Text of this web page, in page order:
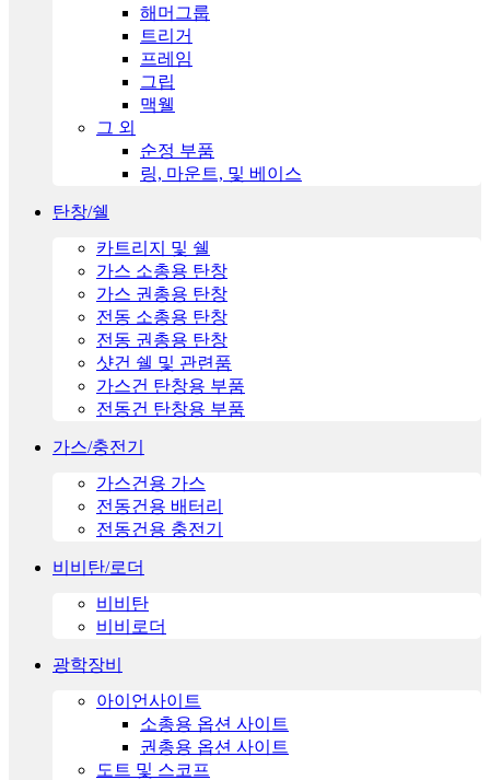
해머그룹
트리거
프레임
그립
맥웰
그 외
순정 부품
링, 마운트, 및 베이스
탄창/쉘
카트리지 및 쉘
가스 소총용 탄창
가스 권총용 탄창
전동 소총용 탄창
전동 권총용 탄창
샷건 쉘 및 관련품
가스건 탄창용 부품
전동건 탄창용 부품
가스/충전기
가스건용 가스
전동건용 배터리
전동건용 충전기
비비탄/로더
비비탄
비비로더
광학장비
아이언사이트
소총용 옵션 사이트
권총용 옵션 사이트
도트 및 스코프